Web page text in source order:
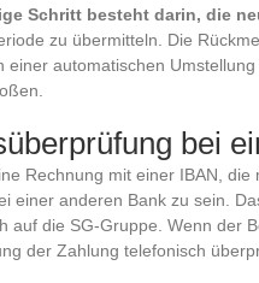
Schritt besteht darin, die
zu übermitteln. Die
einer automatischen
bei
Rechnung mit einer IBAN,
einer anderen Bank zu sein.
auf die SG-Gruppe. Wenn der
der Zahlung telefonisch